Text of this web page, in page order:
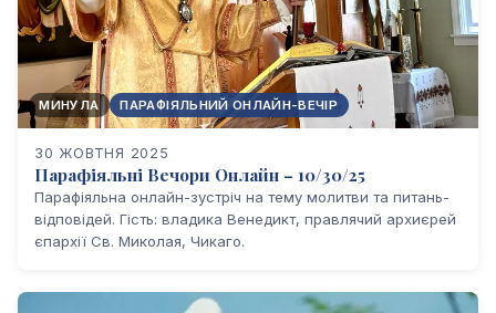
МИНУЛА ПАРАФІЯЛЬНИЙ ОНЛАЙН-ВЕЧІР
30 ЖОВТНЯ 2025
Парафіяльні Вечори Онлайн – 10/30/25
Парафіяльна онлайн-зустріч на тему молитви та питань-
відповідей. Гість: владика Венедикт, правлячий архиєрей
єпархії Св. Миколая, Чикаго.